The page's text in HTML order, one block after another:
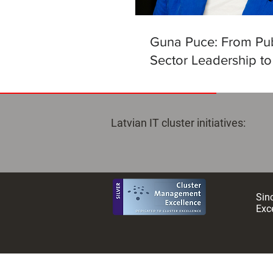
Guna Puce: From
Sector Leadership
Intelligence Centre
Latvian IT cluster initiatives: